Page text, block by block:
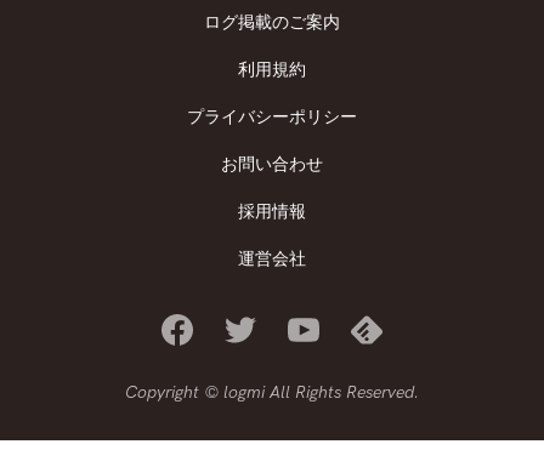
ログ掲載のご案内
利用規約
プライバシーポリシー
お問い合わせ
採用情報
運営会社
Copyright © logmi All Rights Reserved.